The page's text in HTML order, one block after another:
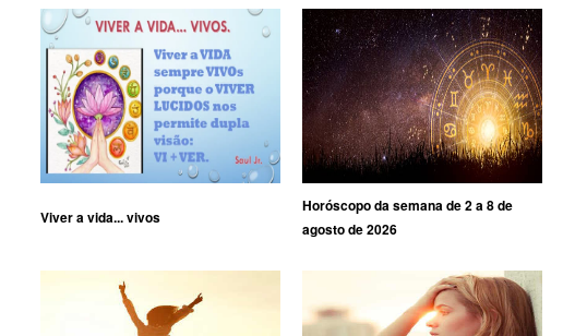
Viver a vida... vivos
Horóscopo da semana de 2 a 8 de
agosto de 2026